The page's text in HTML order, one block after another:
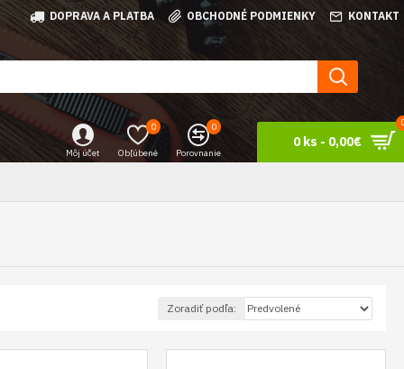
DOPRAVA A PLATBA OBCHODNÉ PODMIENKY KONTAKT
Môj účet Obľúbené
0
Porovnanie
0
0 ks - 0,00€
Zoradiť podľa: